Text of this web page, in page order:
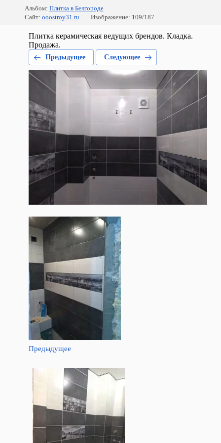
Альбом: Плитка в Белгороде
Сайт: ooostroy31.ru Изображение: 109/187
Плитка керамическая ведущих брендов. Кладка.
Продажа.
Предыдущее Следующее
Предыдущее